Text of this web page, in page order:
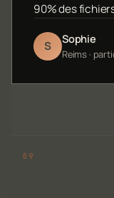
90% des
S Sophie
Reims ·